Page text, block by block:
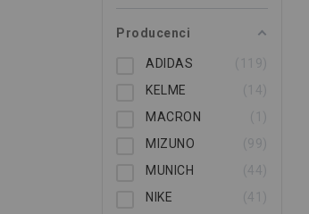
Producenci
ADIDAS
119
KELME
14
MACRON
MIZUNO
99
MUNICH
44
NIKE
41